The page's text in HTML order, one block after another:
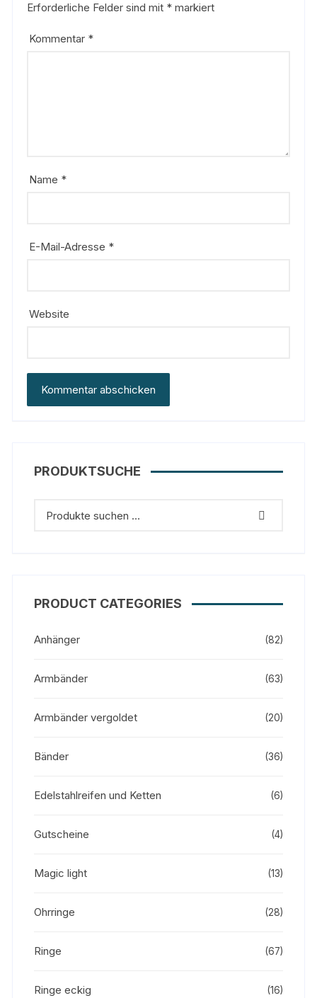
Erforderliche Felder sind mit * markiert
Kommentar *
Name *
E-Mail-Adresse *
Website
PRODUKTSUCHE
PRODUCT CATEGORIES
Anhänger (82)
Armbänder (63)
Armbänder vergoldet (20)
Bänder (36)
Edelstahlreifen und Ketten (6)
Gutscheine (4)
Magic light (13)
Ohrringe (28)
Ringe (67)
Ringe eckig (16)